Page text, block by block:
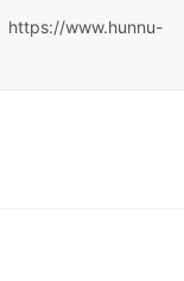
https://www.hunnu-